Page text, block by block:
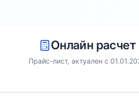
Онлайн расчет
Прайс-лист, актуален с